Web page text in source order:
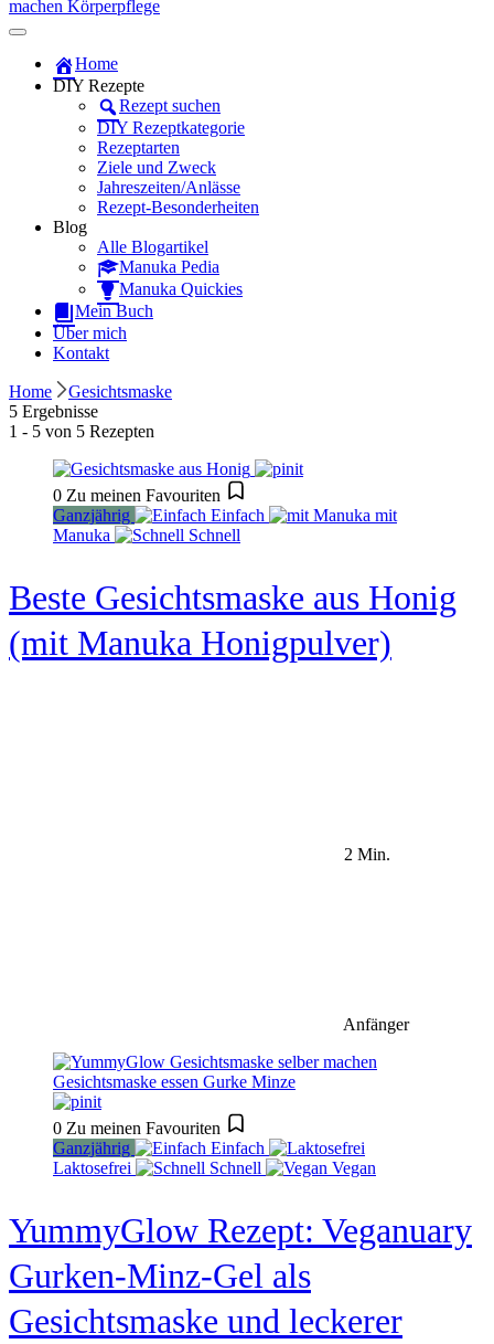
Manuka Magic – Natürlich schön:
Dein interaktiver DIY Beautyblog
Home
DIY Rezepte
Rezept suchen
DIY Rezeptkategorie
Rezeptarten
Ziele und Zweck
Jahreszeiten/Anlässe
Rezept-Besonderheiten
Blog
Alle Blogartikel
Manuka Pedia
Manuka Quickies
Mein Buch
Über mich
Kontakt
Home
Gesichtsmaske
5 Ergebnisse
1 - 5 von 5 Rezepten
0 Zu meinen Favouriten
Ganzjährig
Einfach
mit
Manuka
Schnell
Beste Gesichtsmaske aus Honig
(mit Manuka Honigpulver)
2 Min.
Anfänger
0 Zu meinen Favouriten
Ganzjährig
Einfach
Laktosefrei
Schnell Vegan
YummyGlow Rezept: Veganuary
Gurken-Minz-Gel als
Gesichtsmaske und leckerer